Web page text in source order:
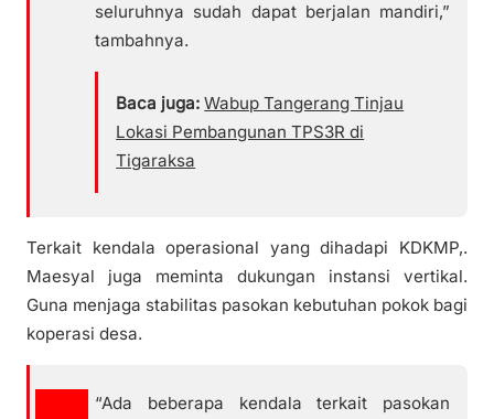
seluruhnya sudah dapat berjalan mandiri,”
tambahnya.
Baca juga: Wabup Tangerang Tinjau
Lokasi Pembangunan TPS3R di
Tigaraksa
Terkait kendala operasional yang dihadapi KDKMP,.
Maesyal juga meminta dukungan instansi vertikal.
Guna menjaga stabilitas pasokan kebutuhan pokok bagi
koperasi desa.
“Ada beberapa kendala terkait pasokan